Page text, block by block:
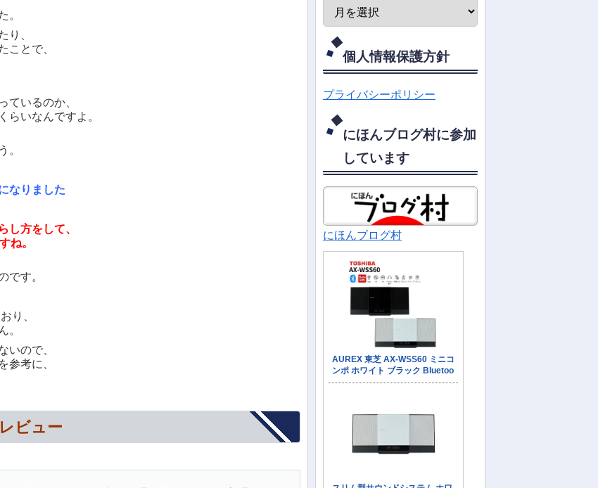
。
り、
ことで、
ているのか、
らいなんですよ。
。
なりました
し方をして、
ね。
です。
り、
。
いので、
参考に、
ビュー
個人情報保護方針
プライバシーポリシー
にほんブログ村に参加
しています
にほんブログ村